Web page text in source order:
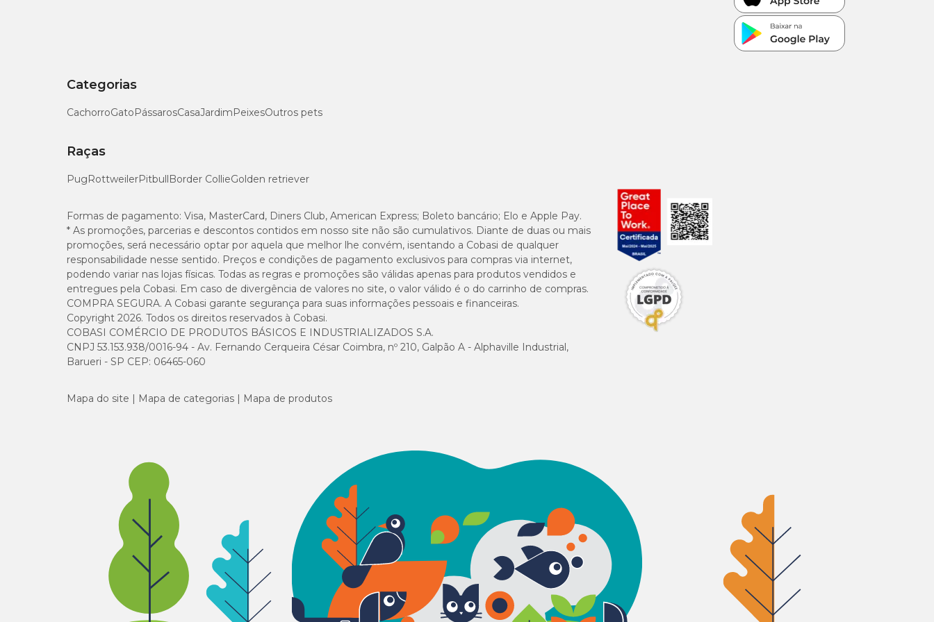
Categorias
CachorroGatoPássarosCasaJardimPeixesOutros pets
Raças
PugRottweilerPitbullBorder CollieGolden retriever
Formas de pagamento: Visa, MasterCard, Diners Club, American Express; Boleto bancário; Elo e Apple Pay.
* As promoções, parcerias e descontos contidos em nosso site não são cumulativos. Diante de duas ou mais
promoções, será necessário optar por aquela que melhor lhe convém, isentando a Cobasi de qualquer
responsabilidade nesse sentido. Preços e condições de pagamento exclusivos para compras via internet,
podendo variar nas lojas físicas. Todas as regras e promoções são válidas apenas para produtos vendidos e
entregues pela Cobasi. Em caso de divergência de valores no site, o valor válido é o do carrinho de compras.
COMPRA SEGURA. A Cobasi garante segurança para suas informações pessoais e financeiras.
Copyright 2026. Todos os direitos reservados à Cobasi.
COBASI COMÉRCIO DE PRODUTOS BÁSICOS E INDUSTRIALIZADOS S.A.
CNPJ 53.153.938/0016-94 - Av. Fernando Cerqueira César Coimbra, nº 210, Galpão A - Alphaville Industrial,
Barueri - SP CEP: 06465-060
Mapa do site Mapa de categorias Mapa de produtos